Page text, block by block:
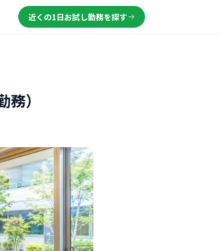
近くの1日お試し勤務を探す
）